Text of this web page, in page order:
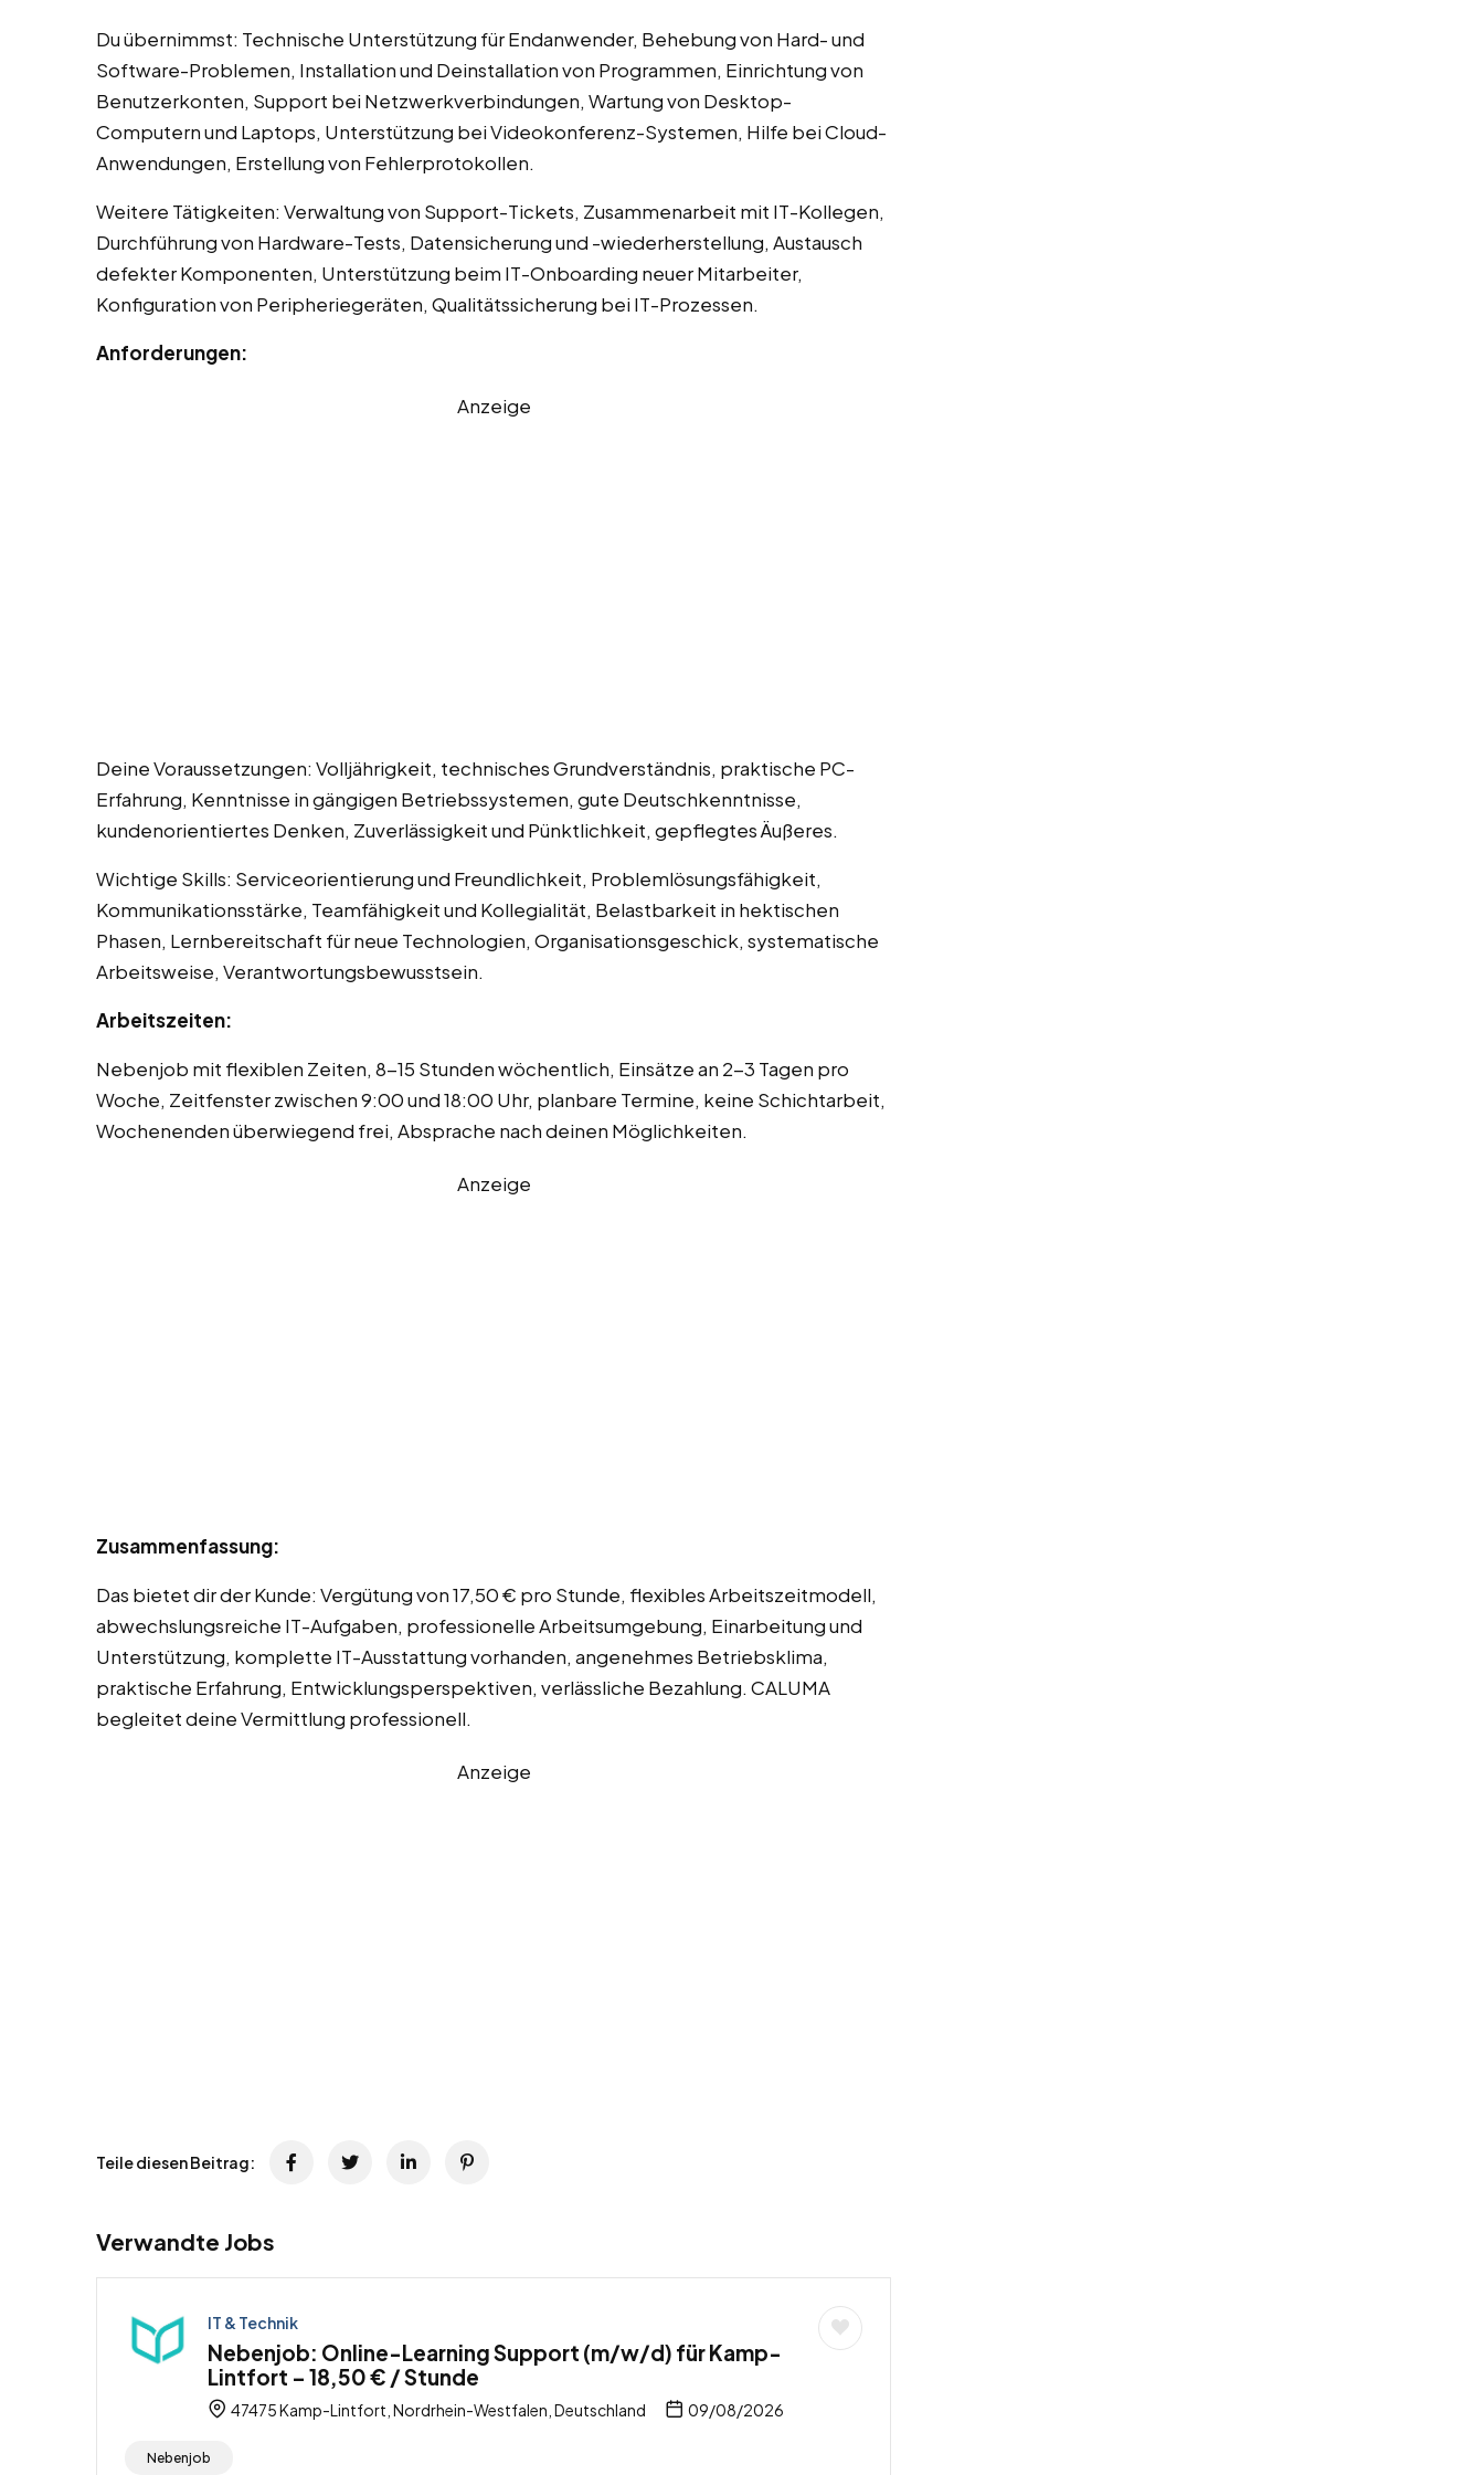
Du übernimmst: Technische Unterstützung für Endanwender, Behebung von Hard- und
Software-Problemen, Installation und Deinstallation von Programmen, Einrichtung von
Benutzerkonten, Support bei Netzwerkverbindungen, Wartung von Desktop-
Computern und Laptops, Unterstützung bei Videokonferenz-Systemen, Hilfe bei Cloud-
Anwendungen, Erstellung von Fehlerprotokollen.
Weitere Tätigkeiten: Verwaltung von Support-Tickets, Zusammenarbeit mit IT-Kollegen,
Durchführung von Hardware-Tests, Datensicherung und -wiederherstellung, Austausch
defekter Komponenten, Unterstützung beim IT-Onboarding neuer Mitarbeiter,
Konfiguration von Peripheriegeräten, Qualitätssicherung bei IT-Prozessen.
Anforderungen:
Anzeige
Deine Voraussetzungen: Volljährigkeit, technisches Grundverständnis, praktische PC-
Erfahrung, Kenntnisse in gängigen Betriebssystemen, gute Deutschkenntnisse,
kundenorientiertes Denken, Zuverlässigkeit und Pünktlichkeit, gepflegtes Äußeres.
Wichtige Skills: Serviceorientierung und Freundlichkeit, Problemlösungsfähigkeit,
Kommunikationsstärke, Teamfähigkeit und Kollegialität, Belastbarkeit in hektischen
Phasen, Lernbereitschaft für neue Technologien, Organisationsgeschick, systematische
Arbeitsweise, Verantwortungsbewusstsein.
Arbeitszeiten:
Nebenjob mit flexiblen Zeiten, 8-15 Stunden wöchentlich, Einsätze an 2-3 Tagen pro
Woche, Zeitfenster zwischen 9:00 und 18:00 Uhr, planbare Termine, keine Schichtarbeit,
Wochenenden überwiegend frei, Absprache nach deinen Möglichkeiten.
Anzeige
Zusammenfassung:
Das bietet dir der Kunde: Vergütung von 17,50 € pro Stunde, flexibles Arbeitszeitmodell,
abwechslungsreiche IT-Aufgaben, professionelle Arbeitsumgebung, Einarbeitung und
Unterstützung, komplette IT-Ausstattung vorhanden, angenehmes Betriebsklima,
praktische Erfahrung, Entwicklungsperspektiven, verlässliche Bezahlung. CALUMA
begleitet deine Vermittlung professionell.
Anzeige
Teile diesen Beitrag:
Verwandte Jobs
IT & Technik
Nebenjob: Online-Learning Support (m/w/d) für Kamp-
Lintfort – 18,50 € / Stunde
47475 Kamp-Lintfort, Nordrhein-Westfalen, Deutschland 09/08/2026
Nebenjob